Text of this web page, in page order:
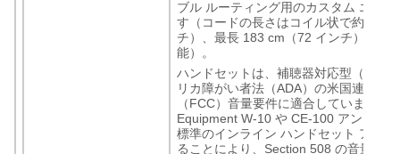
ブル ルーティング用のカスタム エンド
す（コードの長さはコイル状で約 55
チ）、最長 183 cm（72 インチ）まで
能）。
ハンドセットは、補聴器対応型（HAC
リカ障がい者法（ADA）の米国連邦通
（FCC）音量要件に適合しています。
Equipment W-10 や CE-100 アンプの
標準のインライン ハンドセット アンプ
ることにより、Section 508 の音量要